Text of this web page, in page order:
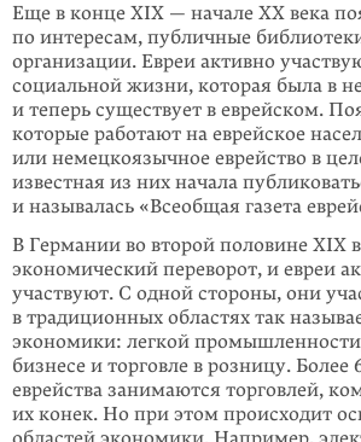
Еще в конце XIX — начале ХХ века
по интересам, публичные
организации. Евреи активно
социальной жизни, которая была в
и теперь существует в еврейском.
которые работают на еврейское
или немецкоязычное еврейство в
известная из них начала
и называлась «Всеобщая газета
В Германии во второй половине XIX
экономический переворот, и евреи
участвуют. С одной стороны, они
в традиционных областях так
экономики: легкой
бизнесе и торговле в розницу. Более
еврейства занимаются торговлей,
их конек. Но при этом происходит